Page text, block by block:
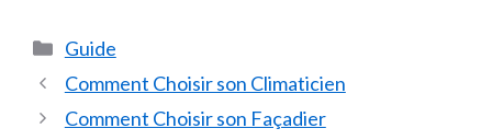
Catégories
Guide
Comment Choisir son Climaticien
Comment Choisir son Façadier